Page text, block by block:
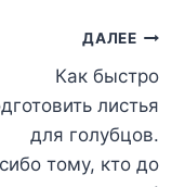
ДАЛЕЕ
Как быстро
листья
для голубцов.
тому, кто до